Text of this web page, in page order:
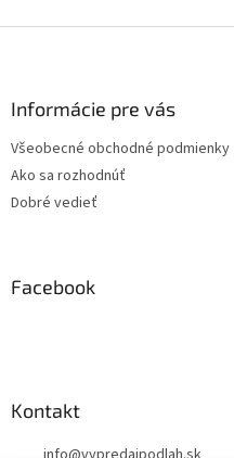
Informácie pre vás
Všeobecné obchodné podmienky
Ako sa rozhodnúť
Dobré vedieť
Facebook
Kontakt